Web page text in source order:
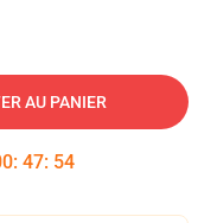
AU PANIER
: 47: 53